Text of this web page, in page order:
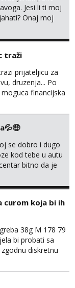
Jesi li ti moj
Onaj moj
tamo....
traži
prijateljicu za
druzenja... Po
financijska
se dobro i dugo
kod tebe u autu
bitno da je
i diskretan,sliku
curom koja bi ih
38g M 178 79
bi probati sa
diskretnu
dok imamo
ali i ne
anonimno